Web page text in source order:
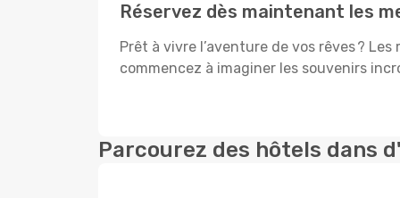
Réservez dès maintenant les
Prêt à vivre l’aventure de vos rêves ?
commencez à imaginer les souvenirs
Parcourez des hôtels dans